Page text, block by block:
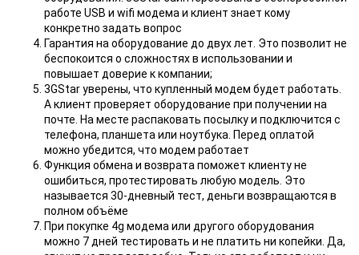
работе USB и wifi модема и клиент знает кому
конкретно задать вопрос
Гарантия на оборудование до двух лет. Это позволит не
беспокоится о сложностях в использовании и
повышает доверие к компании;
3GStar уверены, что купленный модем будет работать.
А клиент проверяет оборудование при получении на
почте. На месте распаковать посылку и подключится с
телефона, планшета или ноутбука. Перед оплатой
можно убедится, что модем работает
Функция обмена и возврата поможет клиенту не
ошибиться, протестировать любую модель. Это
называется 30-дневный тест, деньги возвращаются в
полном объёме
При покупке 4g модема или другого оборудования
можно 7 дней тестировать и не платить ни копейки. Да,